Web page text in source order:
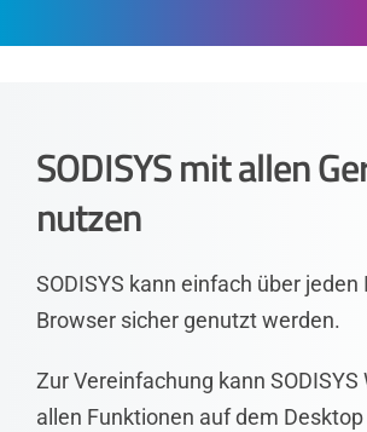
SODISYS mit allen
nutzen
SODISYS kann einfach über
Browser sicher genutzt werden.
Zur Vereinfachung kann
allen Funktionen auf dem